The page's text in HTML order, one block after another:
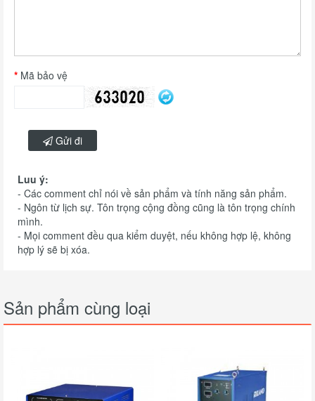
Mã bảo vệ
Gửi đi
Luu ý:
- Các comment chỉ nói về sản phẩm và tính năng sản phẩm.
- Ngôn từ lịch sự. Tôn trọng cộng đồng cũng là tôn trọng chính
mình.
- Mọi comment đều qua kiểm duyệt, nếu không hợp lệ, không
hợp lý sẽ bị xóa.
Sản phẩm cùng loại